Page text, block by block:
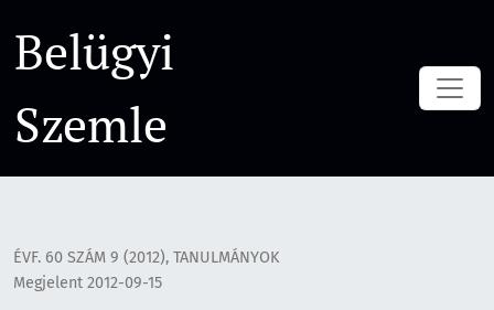
Belügyi
Szemle
ÉVF. 60 SZÁM 9 (2012), TANULMÁNYOK
Megjelent 2012-09-15